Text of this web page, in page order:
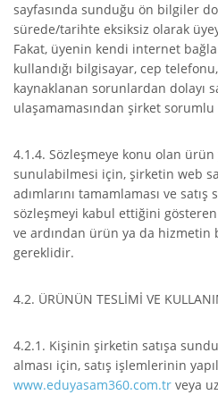
sayfasında sunduğu ön bilgiler
sürede/tarihte eksiksiz olarak
Fakat, üyenin kendi internet
kullandığı bilgisayar, cep
kaynaklanan sorunlardan dolayı
ulaşamamasından şirket
4.1.4. Sözleşmeye konu olan
sunulabilmesi için, şirketin web
adımlarını tamamlaması ve
sözleşmeyi kabul ettiğini
ve ardından ürün ya da hizmetin
gereklidir.
4.2. ÜRÜNÜN TESLİMİ VE
4.2.1. Kişinin şirketin satışa
alması için, satış işlemlerinin
www.eduyasam360.com.tr veya